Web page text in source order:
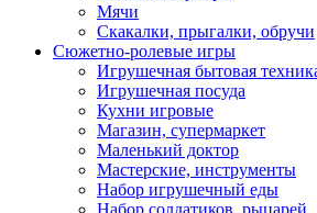
Мячи
Скакалки, прыгалки, обручи
Сюжетно-ролевые игры
Игрушечная бытовая
Игрушечная посуда
Кухни игровые
Магазин, супермаркет
Маленький доктор
Мастерские, инструменты
Набор игрушечный еды
Набор солдатиков, рыцарей